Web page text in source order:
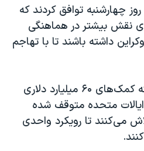
«سی‌پک»چهارشنبه توافق کردند که
نقش بیشتر در هماهنگی
داشته باشند تا با تهاجم
در شرایطی که تصویب بسته کمک‌های ۶۰ میلیارد دلاری
ایالات متحده متوقف شده
می‌کنند تا رویکرد واحدی